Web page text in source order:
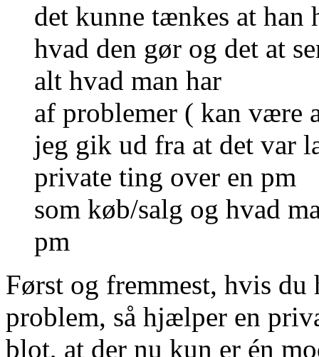
det kunne tænkes at
hvad den gør og det at
alt hvad man har
af problemer ( kan være
jeg gik ud fra at det var
private ting over en pm
som køb/salg og hvad
pm
Først og fremmest, hvis
problem, så hjælper en
blot, at der nu kun er én